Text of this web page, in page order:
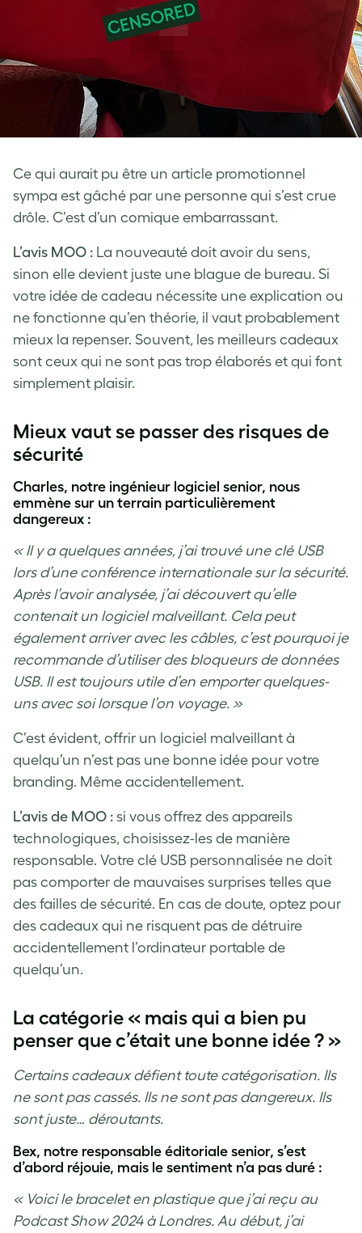
Ce qui aurait pu être un article promotionnel
sympa est gâché par une personne qui s’est crue
drôle. C’est d’un comique embarrassant.
L’avis MOO : La nouveauté doit avoir du sens,
sinon elle devient juste une blague de bureau. Si
votre idée de cadeau nécessite une explication ou
ne fonctionne qu’en théorie, il vaut probablement
mieux la repenser. Souvent, les meilleurs cadeaux
sont ceux qui ne sont pas trop élaborés et qui font
simplement plaisir.
Mieux vaut se passer des risques de
sécurité
Charles, notre ingénieur logiciel senior, nous
emmène sur un terrain particulièrement
dangereux :
« Il y a quelques années, j’ai trouvé une clé USB
lors d’une conférence internationale sur la sécurité.
Après l’avoir analysée, j’ai découvert qu’elle
contenait un logiciel malveillant. Cela peut
également arriver avec les câbles, c’est pourquoi je
recommande d’utiliser des bloqueurs de données
USB. Il est toujours utile d’en emporter quelques-
uns avec soi lorsque l’on voyage. »
C’est évident, offrir un logiciel malveillant à
quelqu’un n’est pas une bonne idée pour votre
branding. Même accidentellement.
L’avis de MOO : si vous offrez des appareils
technologiques, choisissez-les de manière
responsable. Votre clé USB personnalisée ne doit
pas comporter de mauvaises surprises telles que
des failles de sécurité. En cas de doute, optez pour
des cadeaux qui ne risquent pas de détruire
accidentellement l’ordinateur portable de
quelqu’un.
La catégorie « mais qui a bien pu
penser que c’était une bonne idée ? »
Certains cadeaux défient toute catégorisation. Ils
ne sont pas cassés. Ils ne sont pas dangereux. Ils
sont juste… déroutants.
Bex, notre responsable éditoriale senior, s’est
d’abord réjouie, mais le sentiment n’a pas duré :
« Voici le bracelet en plastique que j’ai reçu au
Podcast Show 2024 à Londres. Au début, j’ai